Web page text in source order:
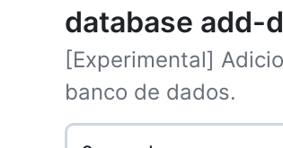
database add-
[Experimental]
banco de dados.